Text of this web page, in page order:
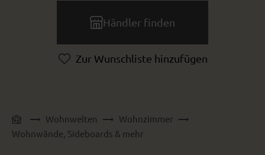
Händler finden
Zur Wunschliste hinzufügen
Wohnwelten
Wohnzimmer
Wohnwände, Sideboards & mehr